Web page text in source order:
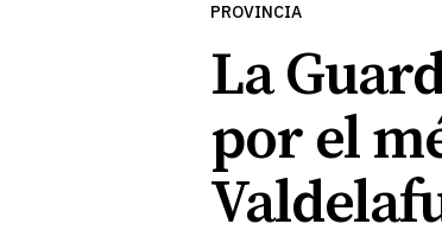
PROVINCIA
La
por el